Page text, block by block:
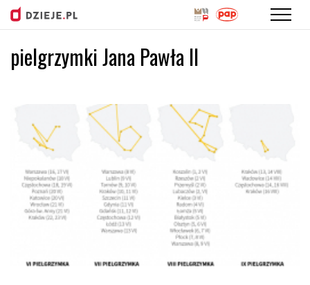
Przejdź
do
pielgrzymki Jana Pawła II